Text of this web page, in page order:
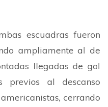
escuadras fueron
ampliamente al de
llegadas de gol
previos al descanso
cerrando